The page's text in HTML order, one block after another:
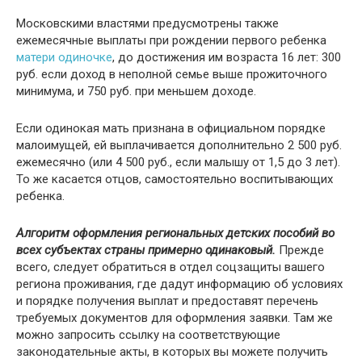
Московскими властями предусмотрены также
ежемесячные выплаты при рождении первого ребенка
матери одиночке, до достижения им возраста 16 лет: 300
руб. если доход в неполной семье выше прожиточного
минимума, и 750 руб. при меньшем доходе.
Если одинокая мать признана в официальном порядке
малоимущей, ей выплачивается дополнительно 2 500 руб.
ежемесячно (или 4 500 руб., если малышу от 1,5 до 3 лет).
То же касается отцов, самостоятельно воспитывающих
ребенка.
Алгоритм оформления региональных детских пособий во
всех субъектах страны примерно одинаковый. Прежде
всего, следует обратиться в отдел соцзащиты вашего
региона проживания, где дадут информацию об условиях
и порядке получения выплат и предоставят перечень
требуемых документов для оформления заявки. Там же
можно запросить ссылку на соответствующие
законодательные акты, в которых вы можете получить